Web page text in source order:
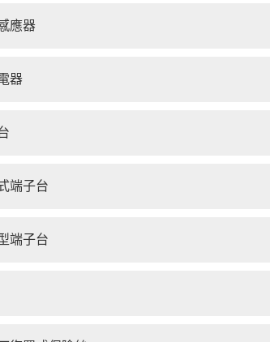
應器
器
端子台
端子台